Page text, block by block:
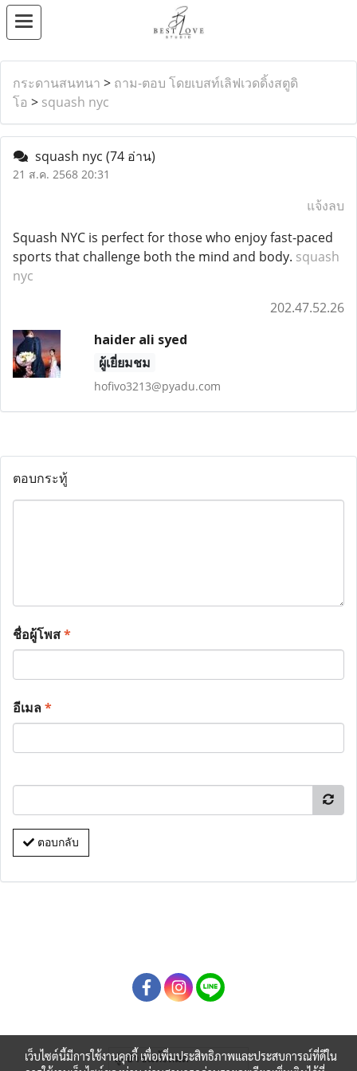
กระดานสนทนา > ถาม-ตอบ โดยเบสท์เลิฟเวดดิ้งสตูดิ
โอ > squash nyc
squash nyc (74 อ่าน)
21 ส.ค. 2568 20:31
แจ้งลบ
Squash NYC is perfect for those who enjoy fast-paced
sports that challenge both the mind and body. squash
nyc
202.47.52.26
haider ali syed
ผู้เยี่ยมชม
hofivo3213@pyadu.com
ตอบกระทู้
ชื่อผู้โพส*
อีเมล*
ตอบกลับ
ผู้เข้าชมทั้งหมด
เว็บไซต์นี้มีการใช้งานคุกกี้ เพื่อเพิ่มประสิทธิภาพและประสบการณ์ที่ดีใน